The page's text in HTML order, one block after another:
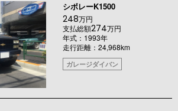
シボレーK1500
248万円
支払総額274万円
年式：1993年
走行距離：24,968km
ガレージダイバン